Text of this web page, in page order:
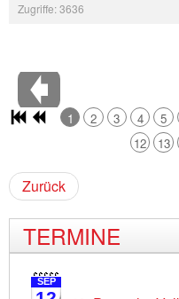
Zugriffe: 3636
1 2 3 4 5
12
13
Zurück
TERMINE
SEP